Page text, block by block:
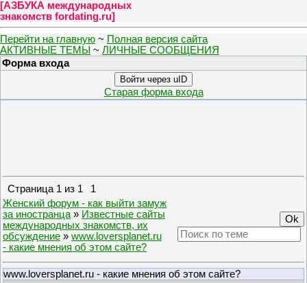
[АЗБУКА международных
знакомств fordating.ru]
Перейти на главную ~ Полная версия сайта
АКТИВНЫЕ ТЕМЫ ~ ЛИЧНЫЕ СООБЩЕНИЯ
Форма входа
Войти через uID
Старая форма входа
Страница 1 из 1
1
Женский форум - как выйти замуж
за иностранца » Известные сайты
международных знакомств, их
обсуждение » www.loversplanet.ru
- какие мнения об этом сайте?
www.loversplanet.ru - какие мнения об этом сайте?